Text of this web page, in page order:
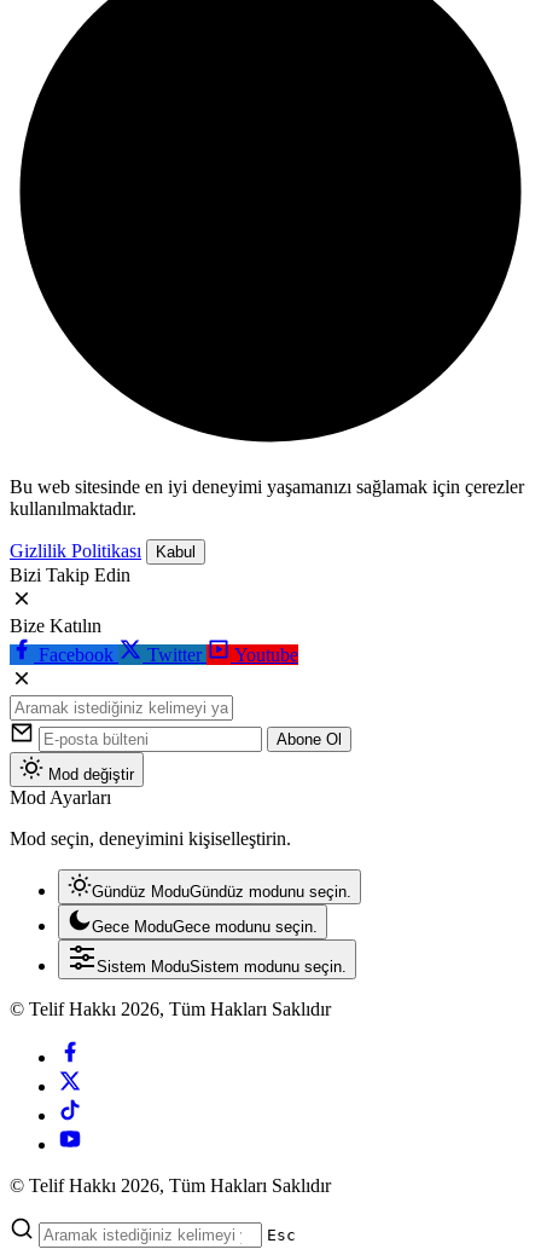
Bu web sitesinde en iyi deneyimi yaşamanızı sağlamak için çerezler
kullanılmaktadır.
Gizlilik Politikası Kabul
Bizi Takip Edin
Bize Katılın
Facebook
Twitter Youtube
Abone Ol
Mod değiştir
Mod Ayarları
Mod seçin, deneyimini kişiselleştirin.
Gündüz ModuGündüz modunu seçin.
Gece ModuGece modunu seçin.
Sistem ModuSistem modunu seçin.
© Telif Hakkı 2026, Tüm Hakları Saklıdır
© Telif Hakkı 2026, Tüm Hakları Saklıdır
Esc